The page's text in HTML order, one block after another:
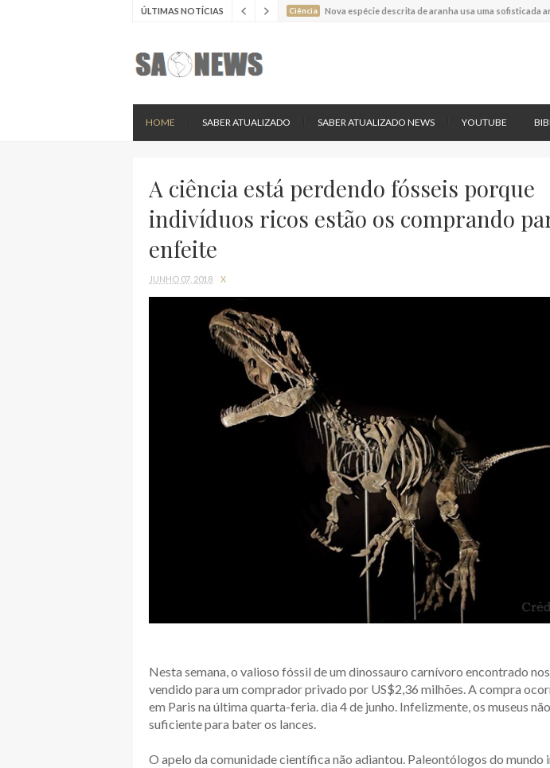
ÚLTIMAS NOTÍCIAS Ciência Estudo experimental mostrou que plantas podem
Batimentos cardíacos promovem supressão do
HOME SABER ATUALIZADO SABER ATUALIZADO NEWS YOUTUBE
A ciência está perdendo fósseis porque
indivíduos ricos estão os comprando
enfeite
JUNHO 07, 2018 X
Nesta semana, o valioso fóssil de um dinossauro carnívoro encontrado
vendido para um comprador privado por US$2,36 milhões. A compra
em Paris na última quarta-feria. dia 4 de junho. Infelizmente, os museus
suficiente para bater os lances.
O apelo da comunidade científica não adiantou. Paleontólogos do mundo